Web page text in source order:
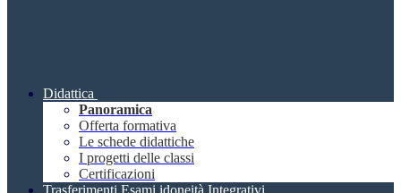
Didattica
Panoramica
Offerta formativa
Le schede didattiche
I progetti delle classi
Certificazioni